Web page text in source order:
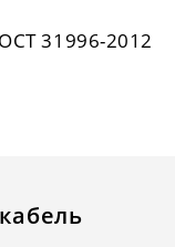
31996-2012